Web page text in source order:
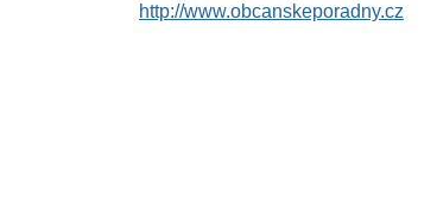
http://www.obcanskeporadny.cz